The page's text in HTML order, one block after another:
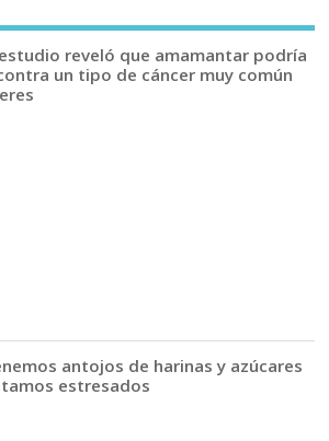
reveló que amamantar podría
un tipo de cáncer muy común
antojos de harinas y azúcares
estresados